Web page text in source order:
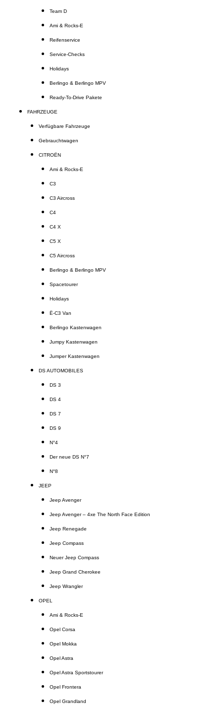
Team D
Ami & Rocks-E
Reifenservice
Service-Checks
Holidays
Berlingo & Berlingo MPV
Ready-To-Drive Pakete
FAHRZEUGE
Verfügbare Fahrzeuge
Gebrauchtwagen
CITROËN
Ami & Rocks-E
C3
C3 Aircross
C4
C4 X
C5 X
C5 Aircross
Berlingo & Berlingo MPV
Spacetourer
Holidays
Ë-C3 Van
Berlingo Kastenwagen
Jumpy Kastenwagen
Jumper Kastenwagen
DS AUTOMOBILES
DS 3
DS 4
DS 7
DS 9
N°4
Der neue DS N°7
N°8
JEEP
Jeep Avenger
Jeep Avenger – 4xe The North Face Edition
Jeep Renegade
Jeep Compass
Neuer Jeep Compass
Jeep Grand Cherokee
Jeep Wrangler
OPEL
Ami & Rocks-E
Opel Corsa
Opel Mokka
Opel Astra
Opel Astra Sportstourer
Opel Frontera
Opel Grandland